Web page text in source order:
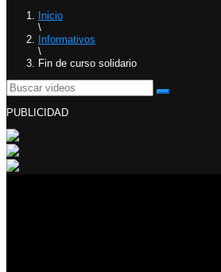
Inicio
\
Informativos
\
Fin de curso solidario
PUBLICIDAD